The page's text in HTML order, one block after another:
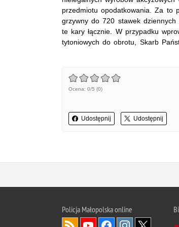
przedmiotu opodatkowania. Za to
grzywny do 720 stawek
te kary łącznie. W przypadku
tytoniowych do obrotu, Skarb
Ocena: 0/5 (0)
Udostępnij Udostępnij
Policja Małopolska online